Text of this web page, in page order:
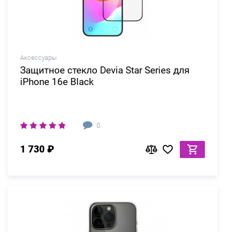
Аксессуары
Защитное стекло Devia Star Series для
iPhone 16e Black
0
1 730 ₽